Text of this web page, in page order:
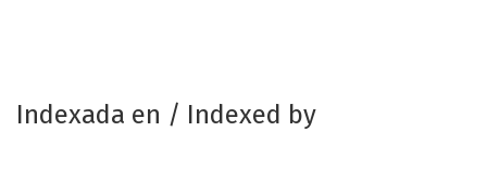
Indexada en / Indexed by